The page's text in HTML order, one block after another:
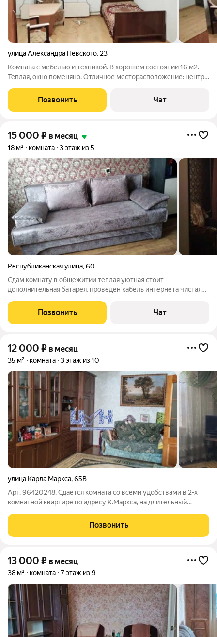
улица Александра Невского, 23
Комната с мебелью и техникой. В хорошем состоянии 16 м2.
Теплая, окно поменяно. Отличное месторасположение: центр
Позвонить Чат
15 000 ₽ в месяц
18 м² комната 3 этаж из 5
Республиканская улица,60
Сдам комнату в общежитии теплая уютная стоит
дополнительная батарея, проведён кабель интернета чистая
коммунальные услуги включены в оплату за комнату,без
процентов и залогов
Позвонить Чат
12 000 ₽ в месяц
35 м² комната 3 этаж из 10
улица Карла Маркса,65В
Арт. 96420248. Сдается комната со всеми удобствами в 2-х
комнатной квартире по адресу К.Маркса, на длительный
лет, без вредных привычек) Предоставляются все удобства
для проживания: спальное
Позвонить
13 000 ₽ в месяц
38 м² комната 7 этаж из 9